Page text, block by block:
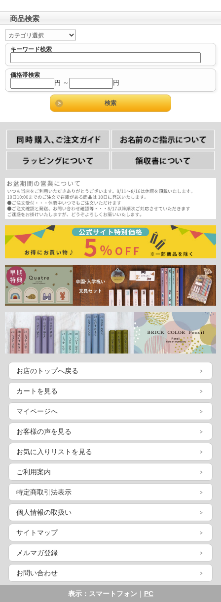
商品検索
キーワード検索
価格帯検索
円 ～ 円
お店のトップへ戻る
カートを見る
マイページへ
お客様の声を見る
お気に入りリストを見る
ご利用案内
特定商取引法表示
個人情報の取扱い
サイトマップ
メルマガ登録
お問い合わせ
表示：スマートフォン｜ PC